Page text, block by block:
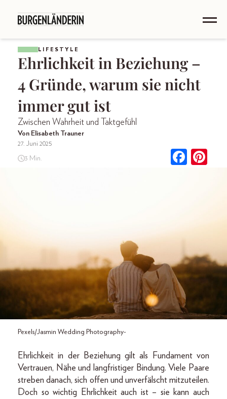
LIFESTYLE
Ehrlichkeit in Beziehung –
4 Gründe, warum sie nicht
immer gut ist
Zwischen Wahrheit und Taktgefühl
Von Elisabeth Trauner
27. Juni 2025
3 Min.
Pexels/Jasmin Wedding Photography-
Ehrlichkeit in der Beziehung gilt als Fundament von
Vertrauen, Nähe und langfristiger Bindung. Viele Paare
streben danach, sich offen und unverfälscht mitzuteilen.
Doch so wichtig Ehrlichkeit auch ist – sie kann auch